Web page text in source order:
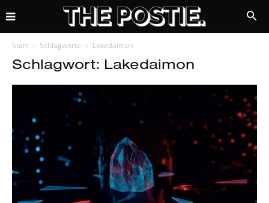
Start Schlagworte Lakedaimon
Schlagwort: Lakedaimon